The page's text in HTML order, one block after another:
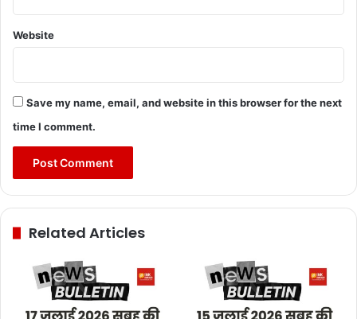
Website
Save my name, email, and website in this browser for the next
time I comment.
Related Articles